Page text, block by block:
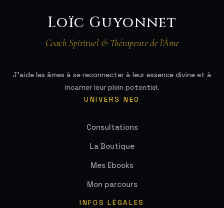
Loïc Guyonnet
Coach Spirituel & Thérapeute de l'Âme
J'aide les âmes à se reconnecter à leur essence divine et à
incarner leur plein potentiel.
UNIVERS NÉO
Consultations
La Boutique
Mes Ebooks
Mon parcours
INFOS LÉGALES